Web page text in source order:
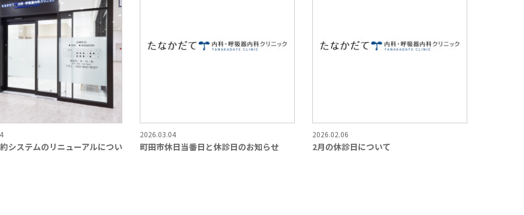
システムのリニューアルについ
2026.03.04
町田市休日当番日と休診日のお知らせ
2026.02.06
2月の休診日について